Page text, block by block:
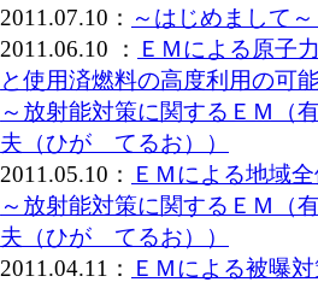
2011.07.10： ～はじめまして
2011.06.10 ：
ＥＭによる原子
と使用済燃料の高度利用の可
～放射能対策に関するＥＭ
夫（ひが てるお））
2011.05.10：
ＥＭによる地域
～放射能対策に関するＥＭ
夫（ひが てるお））
2011.04.11：
ＥＭによる被曝